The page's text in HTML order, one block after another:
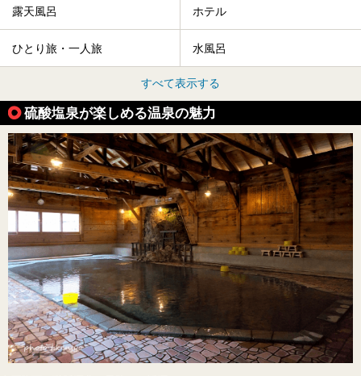
露天風呂 ホテル
ひとり旅・一人旅 水風呂
すべて表示する
硫酸塩泉が楽しめる温泉の魅力